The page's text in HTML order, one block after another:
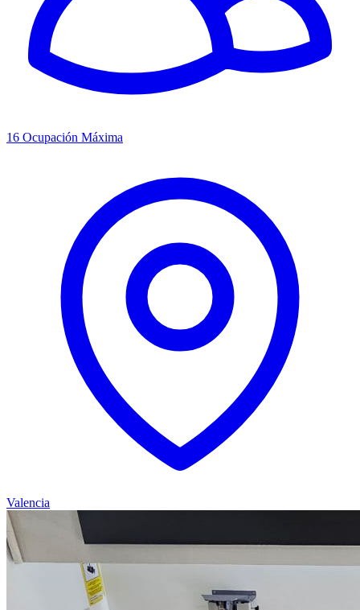
16 Ocupación Máxima
Valencia